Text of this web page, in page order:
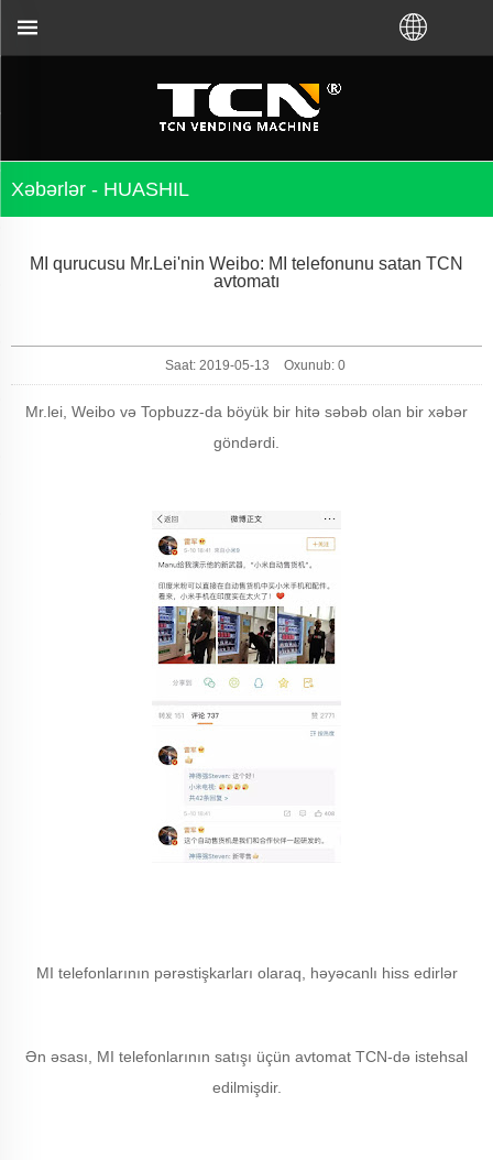
Xəbərlər - HUASHIL
MI qurucusu Mr.Lei'nin Weibo: MI telefonunu satan TCN
avtomatı
Saat: 2019-05-13 Oxunub: 0
Mr.lei, Weibo və Topbuzz-da böyük bir hitə səbəb olan bir xəbər
göndərdi.
MI telefonlarının pərəstişkarları olaraq, həyəcanlı hiss edirlər
Ən əsası, MI telefonlarının satışı üçün avtomat TCN-də istehsal
edilmişdir.
VM almağınızdan asılı olmayaraq,